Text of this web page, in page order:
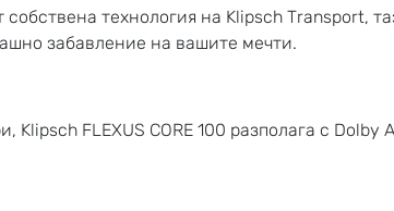
собствена технология на Klipsch Transport,
забавление на вашите мечти.
FLEXUS CORE 100 разполага с Dolby